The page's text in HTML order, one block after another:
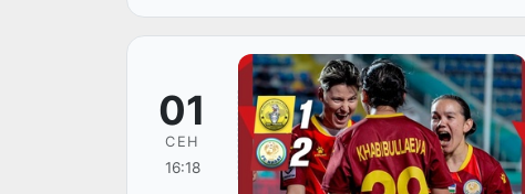
01
СЕН
16:18